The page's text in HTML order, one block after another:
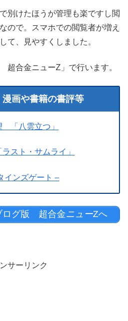
別けたほうが管理も楽ですし閲
ので。スマホでの閲覧者が増え
て、見やすくしました。
合金ニューZ」で行います。
画や書籍の書評等
「八雲立つ」
スト・サムライ」
インズゲート –
ログ版 超合金ニューZへ
サーリンク